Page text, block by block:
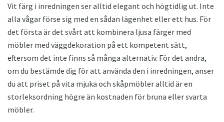
Vit färg i inredningen ser alltid elegant och högtidlig ut. Inte
alla vågar förse sig med en sådan lägenhet eller ett hus. För
det första är det svårt att kombinera ljusa färger med
möbler med väggdekoration på ett kompetent sätt,
eftersom det inte finns så många alternativ. För det andra,
om du bestämde dig för att använda den i inredningen, anser
du att priset på vita mjuka och skåpmöbler alltid är en
storleksordning högre än kostnaden för bruna eller svarta
möbler.